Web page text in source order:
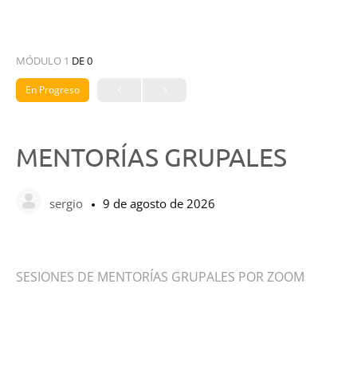
MÓDULO 1 DE 0
En Progreso
MENTORÍAS GRUPALES
sergio 9 de agosto de 2026
SESIONES DE MENTORÍAS GRUPALES POR ZOOM